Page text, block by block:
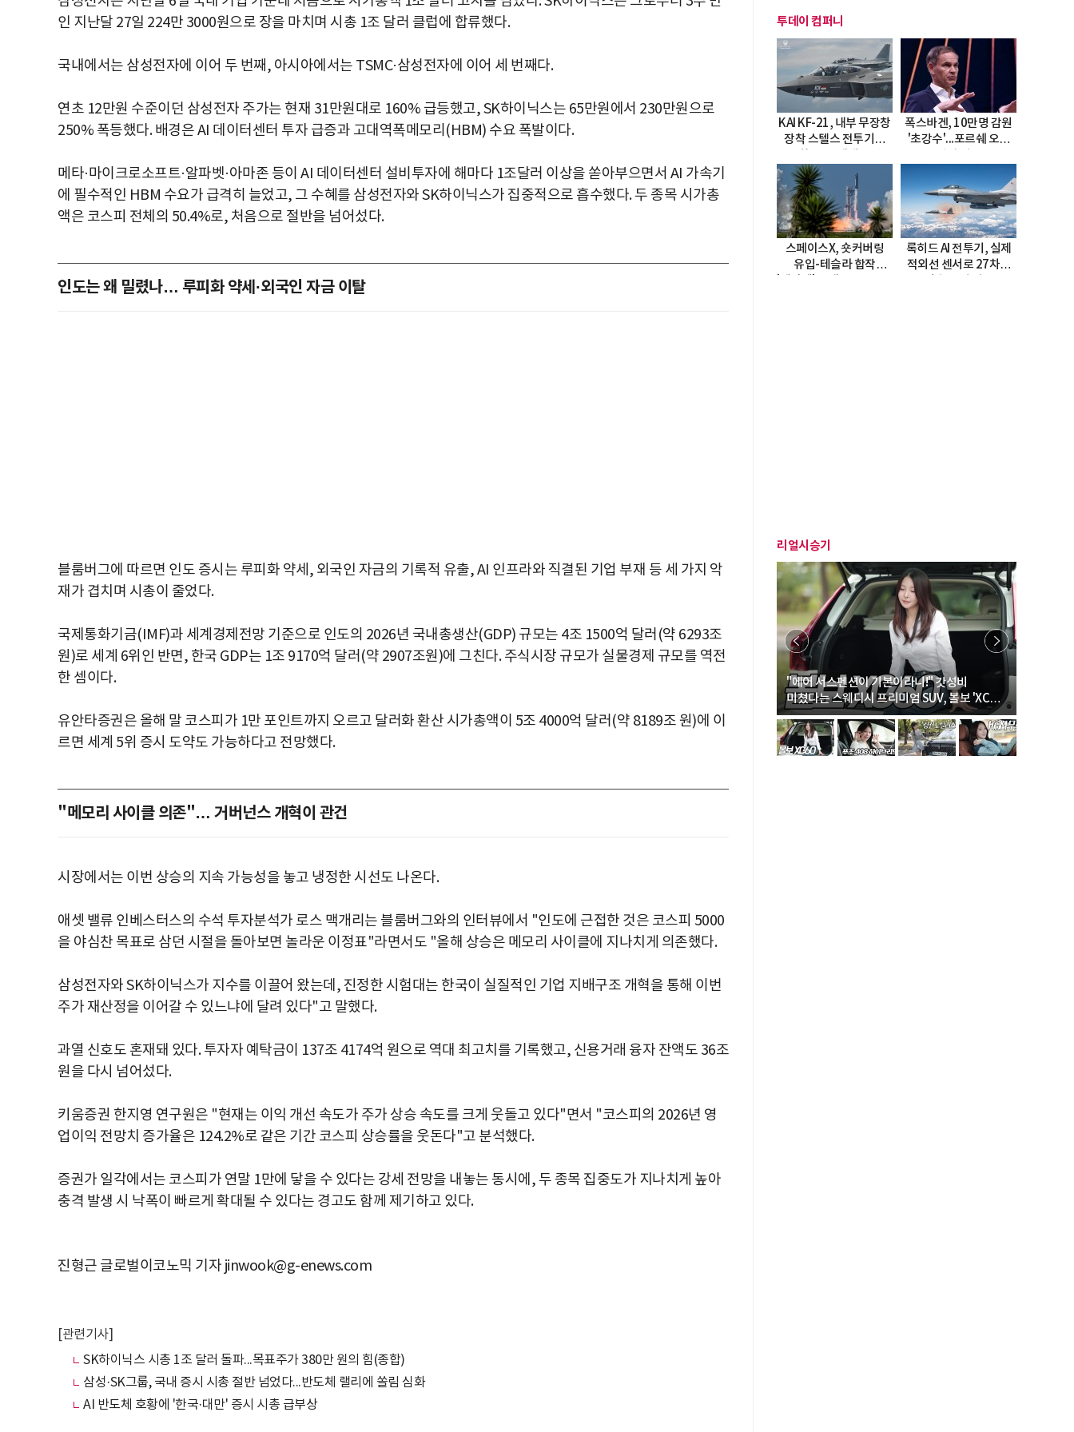
인 지난달 27일 224만 3000원으로 장을 마치며 시총 1조 달러 클럽에 합류했다.
국내에서는 삼성전자에 이어 두 번째, 아시아에서는 TSMC·삼성전자에 이어 세 번째다.
연초 12만원 수준이던 삼성전자 주가는 현재 31만원대로 160% 급등했고, SK하이닉스는 65만원에서 230만원으로
250% 폭등했다. 배경은 AI 데이터센터 투자 급증과 고대역폭메모리(HBM) 수요 폭발이다.
메타·마이크로소프트·알파벳·아마존 등이 AI 데이터센터 설비투자에 해마다 1조달러 이상을 쏟아부으면서 AI 가속기
에 필수적인 HBM 수요가 급격히 늘었고, 그 수혜를 삼성전자와 SK하이닉스가 집중적으로 흡수했다. 두 종목 시가총
액은 코스피 전체의 50.4%로, 처음으로 절반을 넘어섰다.
인도는 왜 밀렸나… 루피화 약세·외국인 자금 이탈
블룸버그에 따르면 인도 증시는 루피화 약세, 외국인 자금의 기록적 유출, AI 인프라와 직결된 기업 부재 등 세 가지 악
재가 겹치며 시총이 줄었다.
국제통화기금(IMF)과 세계경제전망 기준으로 인도의 2026년 국내총생산(GDP) 규모는 4조 1500억 달러(약 6293조
원)로 세계 6위인 반면, 한국 GDP는 1조 9170억 달러(약 2907조원)에 그친다. 주식시장 규모가 실물경제 규모를 역전
한 셈이다.
유안타증권은 올해 말 코스피가 1만 포인트까지 오르고 달러화 환산 시가총액이 5조 4000억 달러(약 8189조 원)에 이
르면 세계 5위 증시 도약도 가능하다고 전망했다.
"메모리 사이클 의존"… 거버넌스 개혁이 관건
시장에서는 이번 상승의 지속 가능성을 놓고 냉정한 시선도 나온다.
애셋 밸류 인베스터스의 수석 투자분석가 로스 맥개리는 블룸버그와의 인터뷰에서 "인도에 근접한 것은 코스피 5000
을 야심찬 목표로 삼던 시절을 돌아보면 놀라운 이정표"라면서도 "올해 상승은 메모리 사이클에 지나치게 의존했다.
삼성전자와 SK하이닉스가 지수를 이끌어 왔는데, 진정한 시험대는 한국이 실질적인 기업 지배구조 개혁을 통해 이번
주가 재산정을 이어갈 수 있느냐에 달려 있다"고 말했다.
과열 신호도 혼재돼 있다. 투자자 예탁금이 137조 4174억 원으로 역대 최고치를 기록했고, 신용거래 융자 잔액도 36조
원을 다시 넘어섰다.
키움증권 한지영 연구원은 "현재는 이익 개선 속도가 주가 상승 속도를 크게 웃돌고 있다"면서 "코스피의 2026년 영
업이익 전망치 증가율은 124.2%로 같은 기간 코스피 상승률을 웃돈다"고 분석했다.
증권가 일각에서는 코스피가 연말 1만에 닿을 수 있다는 강세 전망을 내놓는 동시에, 두 종목 집중도가 지나치게 높아
충격 발생 시 낙폭이 빠르게 확대될 수 있다는 경고도 함께 제기하고 있다.
진형근 글로벌이코노믹 기자 jinwook@g-enews.com
[관련기사]
SK하이닉스 시총 1조 달러 돌파...목표주가 380만 원의 힘(종합)
삼성·SK그룹, 국내 증시 시총 절반 넘었다...반도체 랠리에 쏠림 심화
AI 반도체 호황에 '한국·대만' 증시 시총 급부상
투데이 컴퍼니
KAI KF-21, 내부 무장창
장착 스텔스 전투기로
폭스바겐, 10만명 감원
'초강수'...포르쉐 오너
스페이스X, 숏커버링
유입-테슬라 합작
록히드 AI 전투기, 실제
적외선 센서로 27차례
리얼시승기
"에어 서스펜션이 기본이라니!" 갓성비
미쳤다는 스웨디시 프리미엄 SUV, 볼보 'XC60
B5 울트라'